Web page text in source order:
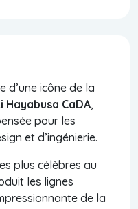
d’une icône de la
Hayabusa CaDA,
pour les
et d’ingénierie.
plus célèbres au
les lignes
de la